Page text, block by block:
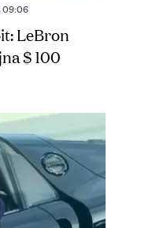
09:06
LeBron
$ 100